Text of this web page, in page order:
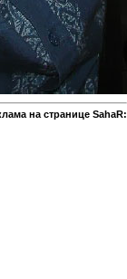
на странице SahaR: